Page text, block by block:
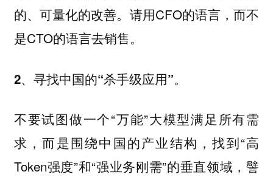
的、可量化的改善。请用CFO的语言，而不
是CTO的语言去销售。
2、寻找中国的“杀手级应用”。
不要试图做一个“万能”大模型满足所有需
求，而是围绕中国的产业结构，找到“高
Token强度”和“强业务刚需”的垂直领域，譬